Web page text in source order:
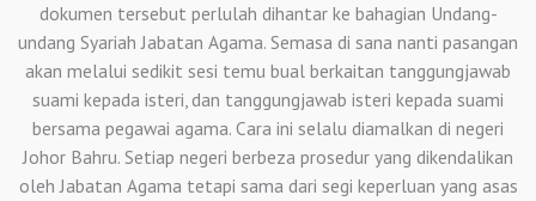
dokumen tersebut perlulah dihantar ke bahagian Undang-
undang Syariah Jabatan Agama. Semasa di sana nanti pasangan
akan melalui sedikit sesi temu bual berkaitan tanggungjawab
suami kepada isteri, dan tanggungjawab isteri kepada suami
bersama pegawai agama. Cara ini selalu diamalkan di negeri
Johor Bahru. Setiap negeri berbeza prosedur yang dikendalikan
oleh Jabatan Agama tetapi sama dari segi keperluan yang asas